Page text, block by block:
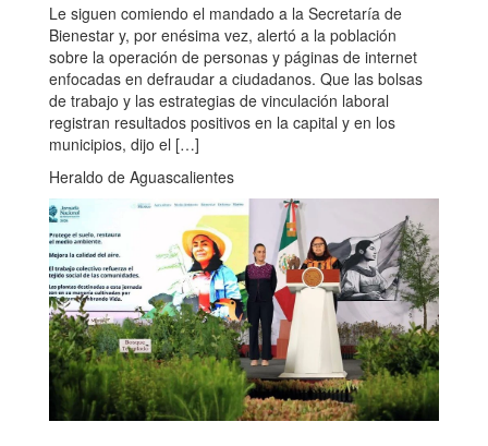
Le siguen comiendo el mandado a la Secretaría de
Bienestar y, por enésima vez, alertó a la población
sobre la operación de personas y páginas de internet
enfocadas en defraudar a ciudadanos. Que las bolsas
de trabajo y las estrategias de vinculación laboral
registran resultados positivos en la capital y en los
municipios, dijo el […]
Heraldo de Aguascalientes